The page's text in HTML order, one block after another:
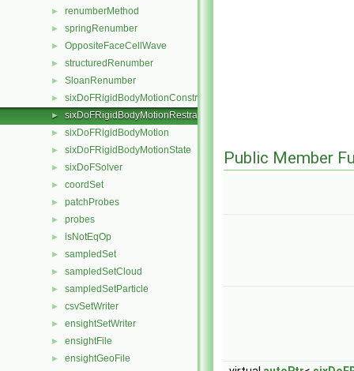
► renumberMethod
► springRenumber
► OppositeFaceCellWave
► structuredRenumber
► SloanRenumber
► sixDoFRigidBodyMotionConstraint
► sixDoFRigidBodyMotionRestraint
► sixDoFRigidBodyMotion
► sixDoFRigidBodyMotionState
► sixDoFSolver
► coordSet
► patchProbes
► probes
► isNotEqOp
► sampledSet
► sampledSetCloud
► sampledSetParticle
► csvSetWriter
► ensightSetWriter
► ensightFile
►
ensightGeoFile
Public Member